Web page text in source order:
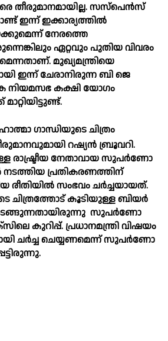
തീരുമാനമായില്ല. സസ്പെന്‍സ്
ഇന്ന് ഇക്കാര്യത്തില്‍
നേരത്തെ
ഏറ്റവും പുതിയ വിവരം
മുഖ്യമന്ത്രിയെ
ഇന്ന് ചേരാനിരുന്ന ബി ജെ
നിയമസഭ കക്ഷി യോഗം
ഗാന്ധിയുടെ ചിത്രം
റഷ്യന്‍ ബ്രൂവറി.
രാഷ്ട്രീയ നേതാവായ സുപര്‍ണോ
പ്രതികരണത്തിന്
രീതിയില്‍ സംഭവം ചര്‍ച്ചയായത്.
ചിത്രത്തോട് കൂടിയുള്ള ബിയര്‍
സുപര്‍ണോ
കുറിപ്പ്. പ്രധാനമന്ത്രി വിഷയം
ചര്‍ച്ച ചെയ്യണമെന്ന് സുപര്‍ണോ